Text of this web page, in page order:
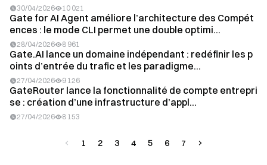
30/04/2026 10 021
Gate for AI Agent améliore l’architecture des Compét
ences : le mode CLI permet une double optimi...
28/04/2026 8 961
Gate.AI lance un domaine indépendant : redéfinir les p
oints d’entrée du trafic et les paradigme...
27/04/2026 9 126
GateRouter lance la fonctionnalité de compte entrepri
se : création d’une infrastructure d’appl...
27/04/2026 8 153
1 2 3 4 5 6 7